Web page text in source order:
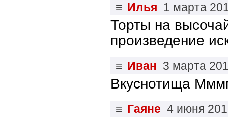
≡ Илья 1 марта
Торты на
произведение
≡ Иван 3 марта
Вкуснотища
≡ Гаяне 4 июня